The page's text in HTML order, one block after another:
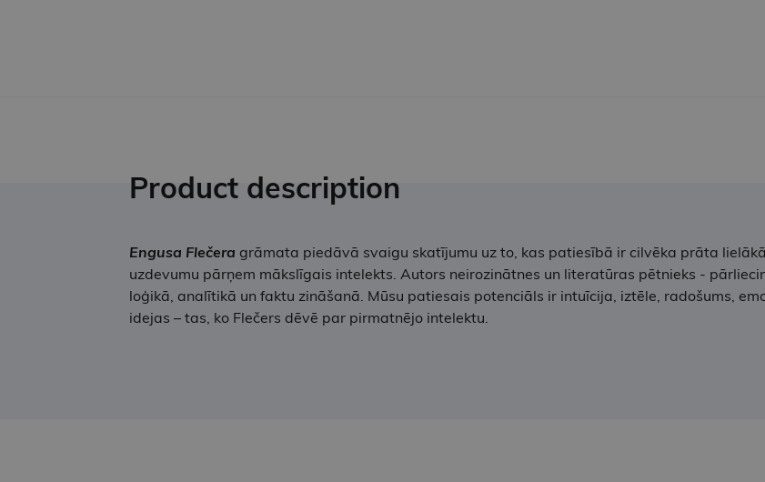
Product description
Engusa Flečera grāmata piedāvā svaigu skatījumu uz to, kas patiesībā ir cilvēka prāta
uzdevumu pārņem mākslīgais intelekts. Autors neirozinātnes un literatūras pētnieks -
loģikā, analītikā un faktu zināšanā. Mūsu patiesais potenciāls ir intuīcija, iztēle, radošums,
idejas – tas, ko Flečers dēvē par pirmatnējo intelektu.